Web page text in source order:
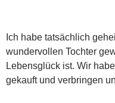
Ich habe tatsächlich
wundervollen Tochter
Lebensglück ist. Wir
gekauft und verbringen